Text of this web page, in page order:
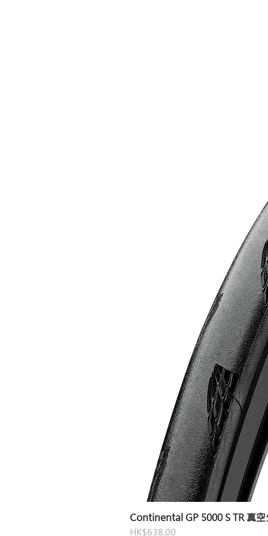
Continental GP 5000 S TR 真空
價格
HK$638.00